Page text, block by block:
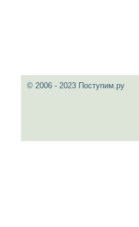
© 2006 - 2023 Поступим.ру